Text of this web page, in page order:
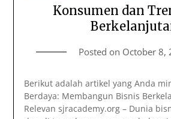
Konsumen dan
Posted on October 8,
Berikut adalah artikel yang Anda
Berdaya: Membangun Bisnis
Relevan sjracademy.org – Dunia